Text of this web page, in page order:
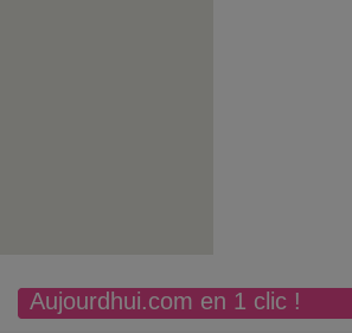
Aujourdhui.com en 1 clic !